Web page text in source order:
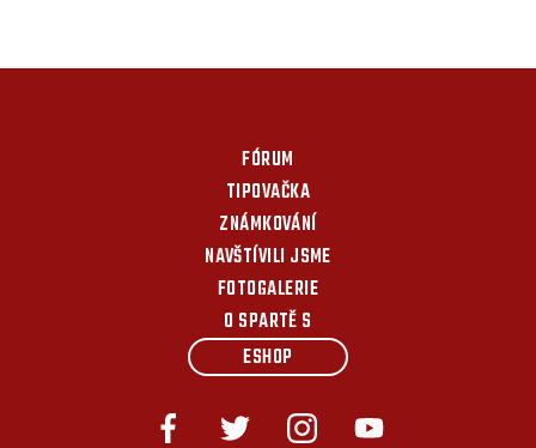
FÓRUM
TIPOVAČKA
ZNÁMKOVÁNÍ
NAVŠTÍVILI JSME
FOTOGALERIE
O SPARTĚ S
ESHOP